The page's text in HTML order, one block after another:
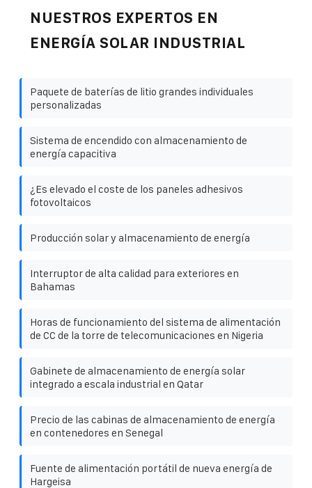
NUESTROS EXPERTOS EN
ENERGÍA SOLAR INDUSTRIAL
Paquete de baterías de litio grandes individuales
personalizadas
Sistema de encendido con almacenamiento de
energía capacitiva
¿Es elevado el coste de los paneles adhesivos
fotovoltaicos
Producción solar y almacenamiento de energía
Interruptor de alta calidad para exteriores en
Bahamas
Horas de funcionamiento del sistema de alimentación
de CC de la torre de telecomunicaciones en Nigeria
Gabinete de almacenamiento de energía solar
integrado a escala industrial en Qatar
Precio de las cabinas de almacenamiento de energía
en contenedores en Senegal
Fuente de alimentación portátil de nueva energía de
Hargeisa